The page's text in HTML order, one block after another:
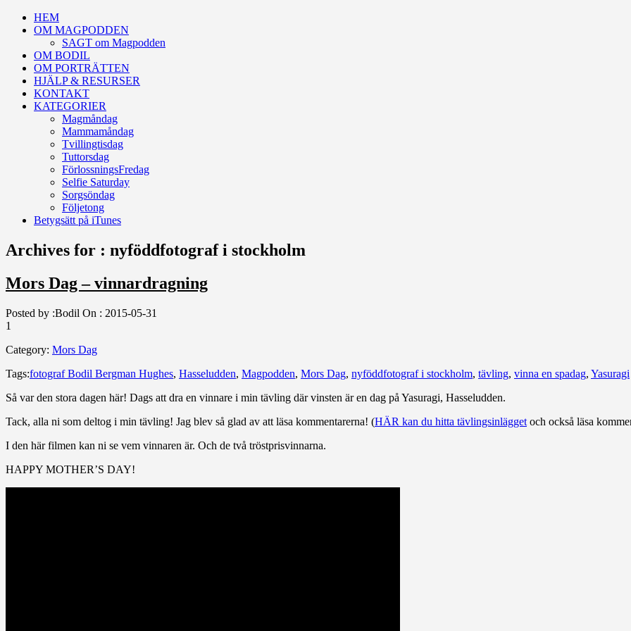
HEM
OM MAGPODDEN
SAGT om Magpodden
OM BODIL
OM PORTRÄTTEN
HJÄLP & RESURSER
KONTAKT
KATEGORIER
Magmåndag
Mammamåndag
Tvillingtisdag
Tuttorsdag
FörlossningsFredag
Selfie Saturday
Sorgsöndag
Följetong
Betygsätt på iTunes
Archives for : nyföddfotograf i stockholm
Mors Dag – vinnardragning
Posted by :Bodil On : 2015-05-31
1
Category: Mors Dag
Tags:fotograf Bodil Bergman Hughes, Hasseludden, Magpodden, Mors Dag, nyföddfotograf i stockholm, tävling, vinna en spadag, Yasuragi
Så var den stora dagen här! Dags att dra en vinnare i min tävling där vinsten är en dag på Yasuragi, Hasseludden.
Tack, alla ni som deltog i min tävling! Jag blev så glad av att läsa kommentarerna! (HÄR kan du hitta tävlingsinlägget och också läsa
I den här filmen kan ni se vem vinnaren är. Och de två tröstprisvinnarna.
HAPPY MOTHER’S DAY!